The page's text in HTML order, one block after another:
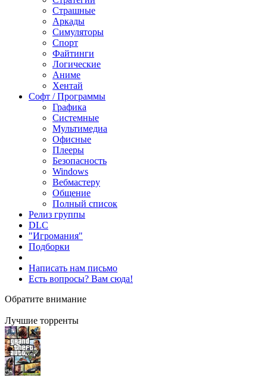
Страшные
Аркады
Симуляторы
Спорт
Файтинги
Логические
Аниме
Хентай
Софт / Программы
Графика
Системные
Мультимедиа
Офисные
Плееры
Безопасность
Windows
Вебмастеру
Общение
Полный список
Релиз группы
DLC
"Игромания"
Подборки
Написать нам письмо
Есть вопросы? Вам сюда!
Обратите внимание
Лучшие торренты